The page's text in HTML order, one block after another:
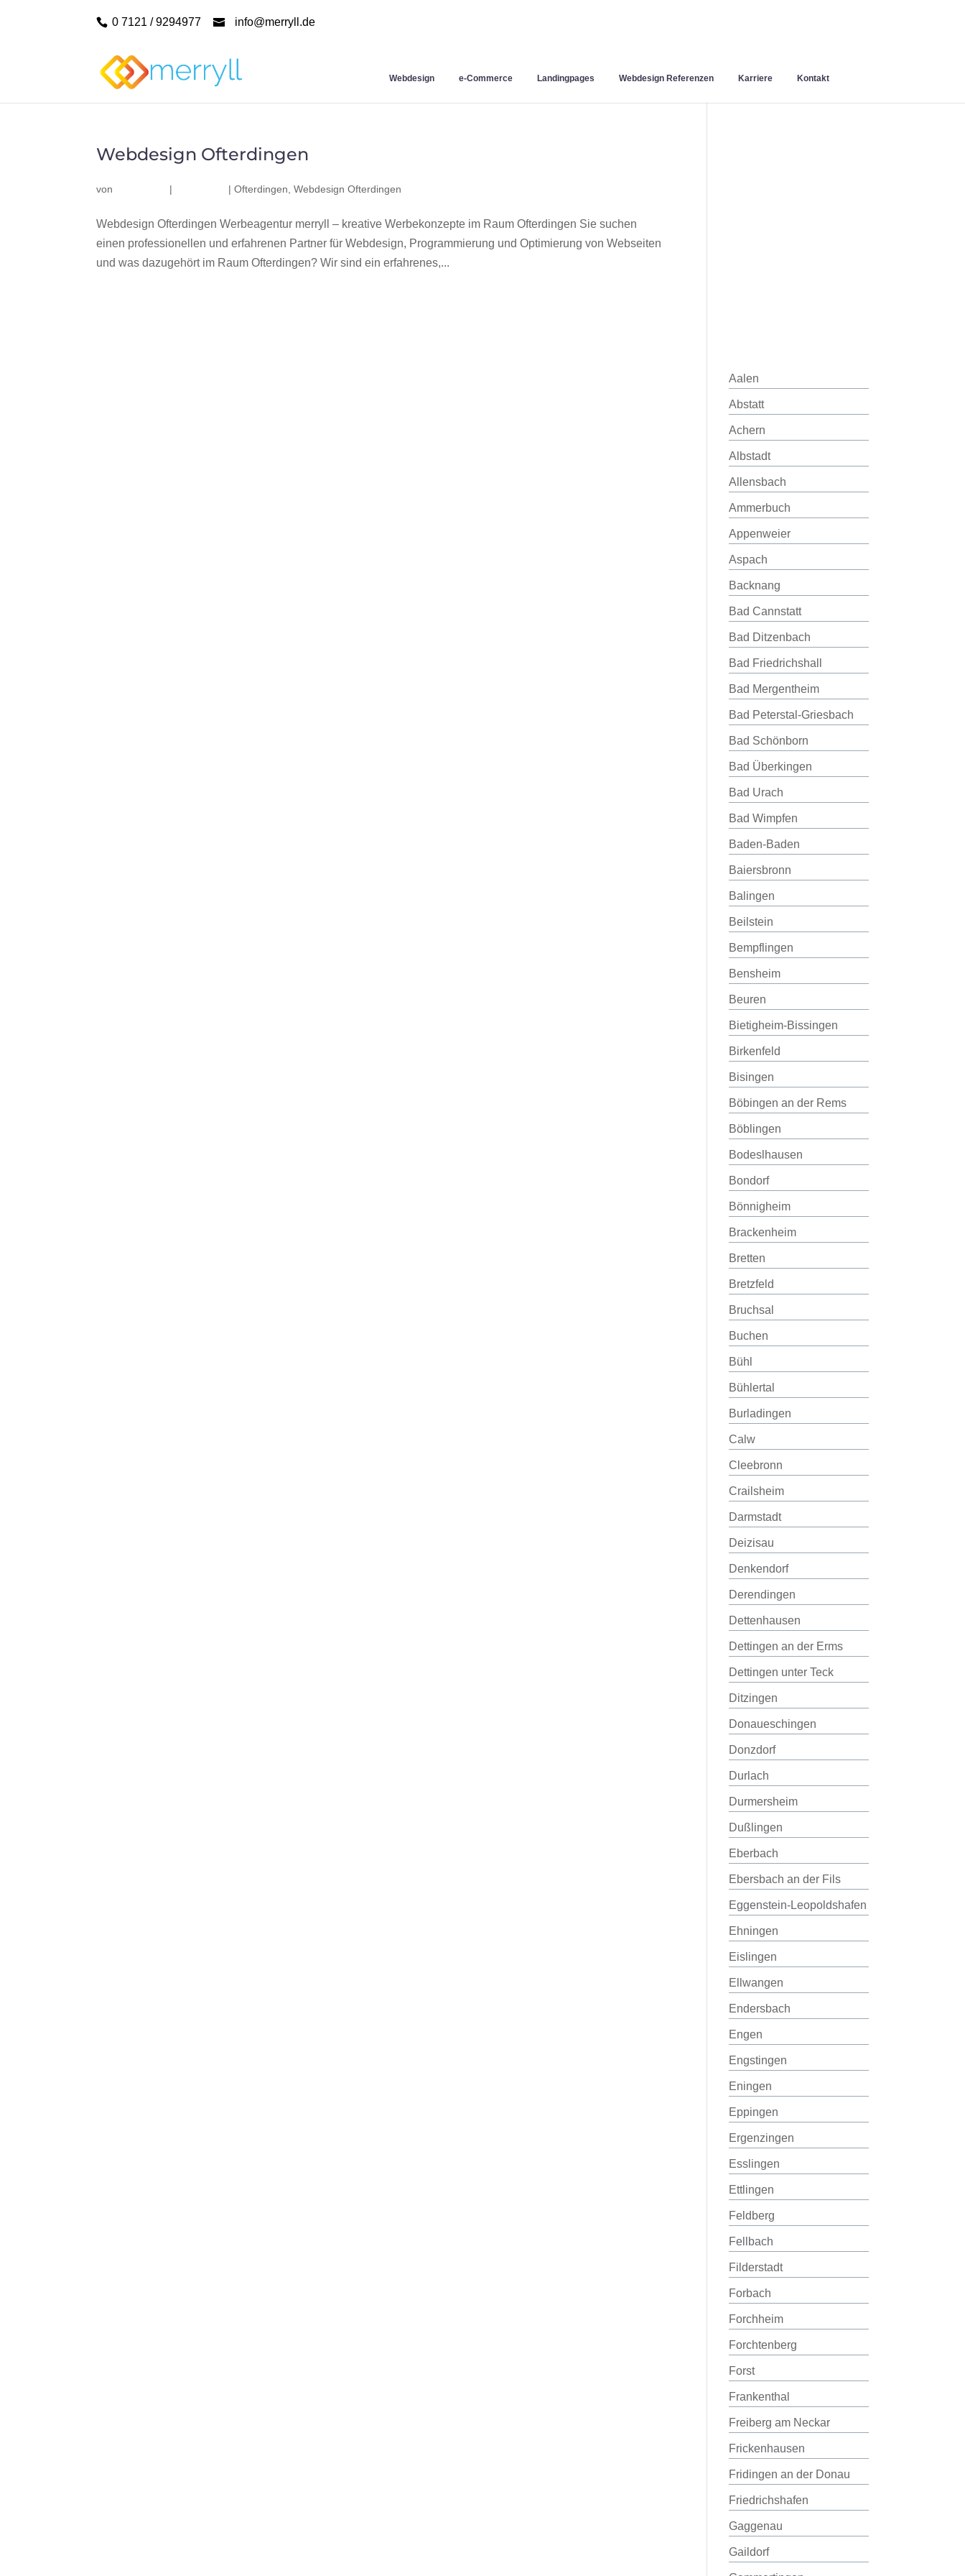
0 7121 / 9294977 info@merryll.de
Webdesign e-Commerce Landingpages Webdesign Referenzen Karriere Kontakt
Webdesign Ofterdingen
von | |Ofterdingen ,Webdesign Ofterdingen
Webdesign Ofterdingen Werbeagentur merryll – kreative Werbekonzepte im Raum Ofterdingen Sie suchen
einen professionellen und erfahrenen Partner für Webdesign, Programmierung und Optimierung von Webseiten
und was dazugehört im Raum Ofterdingen? Wir sind ein erfahrenes,...
Aalen
Abstatt
Achern
Albstadt
Allensbach
Ammerbuch
Appenweier
Aspach
Backnang
Bad Cannstatt
Bad Ditzenbach
Bad Friedrichshall
Bad Mergentheim
Bad Peterstal-Griesbach
Bad Schönborn
Bad Überkingen
Bad Urach
Bad Wimpfen
Baden-Baden
Baiersbronn
Balingen
Beilstein
Bempflingen
Bensheim
Beuren
Bietigheim-Bissingen
Birkenfeld
Bisingen
Böbingen an der Rems
Böblingen
Bodeslhausen
Bondorf
Bönnigheim
Brackenheim
Bretten
Bretzfeld
Bruchsal
Buchen
Bühl
Bühlertal
Burladingen
Calw
Cleebronn
Crailsheim
Darmstadt
Deizisau
Denkendorf
Derendingen
Dettenhausen
Dettingen an der Erms
Dettingen unter Teck
Ditzingen
Donaueschingen
Donzdorf
Durlach
Durmersheim
Dußlingen
Eberbach
Ebersbach an der Fils
Eggenstein-Leopoldshafen
Ehningen
Eislingen
Ellwangen
Endersbach
Engen
Engstingen
Eningen
Eppingen
Ergenzingen
Esslingen
Ettlingen
Feldberg
Fellbach
Filderstadt
Forbach
Forchheim
Forchtenberg
Forst
Frankenthal
Freiberg am Neckar
Frickenhausen
Fridingen an der Donau
Friedrichshafen
Gaggenau
Gaildorf